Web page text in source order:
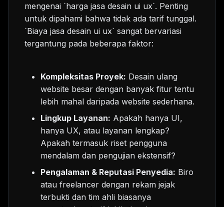
mengenai `harga jasa desain ui ux`. Penting
untuk dipahami bahwa tidak ada tarif tunggal.
`Biaya jasa desain ui ux` sangat bervariasi
tergantung pada beberapa faktor:
Kompleksitas Proyek: Desain ulang
website besar dengan banyak fitur tentu
lebih mahal daripada website sederhana.
Lingkup Layanan: Apakah hanya UI,
hanya UX, atau layanan lengkap?
Apakah termasuk riset pengguna
mendalam dan pengujian ekstensif?
Pengalaman & Reputasi Penyedia: Biro
atau freelancer dengan rekam jejak
terbukti dan tim ahli biasanya